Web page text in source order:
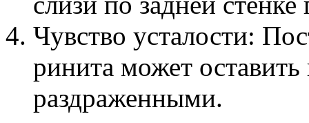
Чувство усталости:
ринита может
раздраженными.